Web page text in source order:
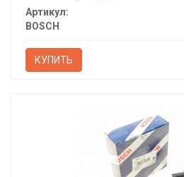
Артикул:
BOSCH
КУПИТЬ